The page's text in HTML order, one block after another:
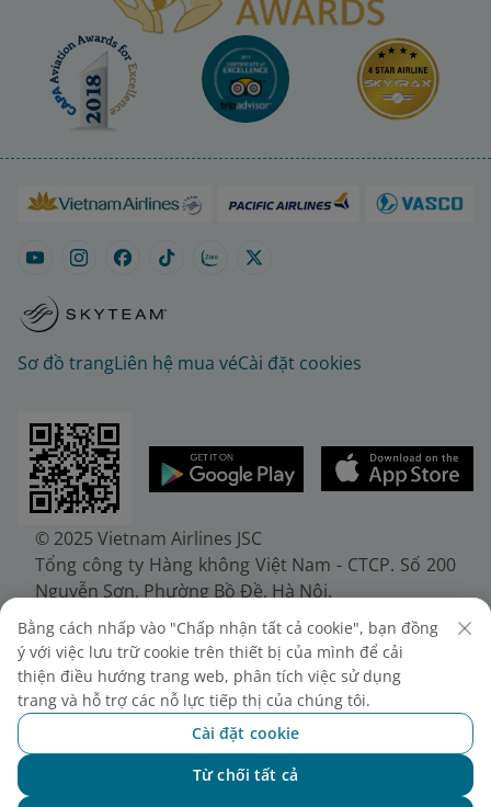
Sơ đồ trangLiên hệ mua véCài đặt cookies
© 2025 Vietnam Airlines JSC
Tổng công ty Hàng không Việt Nam - CTCP. Số 200
Nguyễn Sơn, Phường Bồ Đề, Hà Nội.
Điện thoại: (+84-24) 38272289. Fax: (+84-24)
38722375
Giấy chứng nhận đăng ký doanh nghiệp, mã số
doanh nghiệp 0100107518, đăng ký lần đầu ngày
30/6/2010, đăng ký thay đổi lần thứ 10 ngày
24/7/2025, cấp bởi Sở Tài chính Thành phố Hà Nội.
Bằng cách nhấp vào "Chấp nhận tất cả cookie", bạn đồng
ý với việc lưu trữ cookie trên thiết bị của mình để cải
thiện điều hướng trang web, phân tích việc sử dụng
trang và hỗ trợ các nỗ lực tiếp thị của chúng tôi.
Cài đặt cookie
Từ chối tất cả